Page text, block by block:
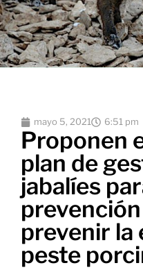
mayo 5, 2021 6:51 pm
Proponen
plan de
jabalíes
prevenir la
peste